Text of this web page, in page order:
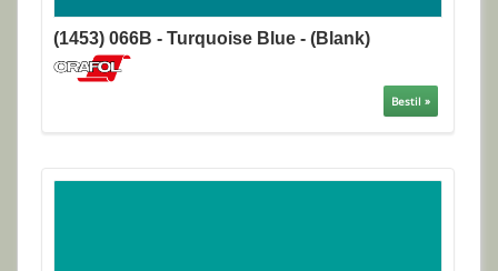
(1453) 066B - Turquoise Blue - (Blank)
Bestil »